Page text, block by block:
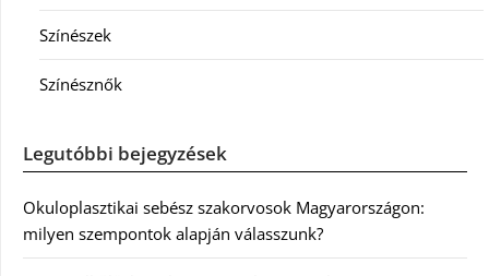
Színészek
Színésznők
Legutóbbi bejegyzések
Okuloplasztikai sebész szakorvosok Magyarországon:
milyen szempontok alapján válasszunk?